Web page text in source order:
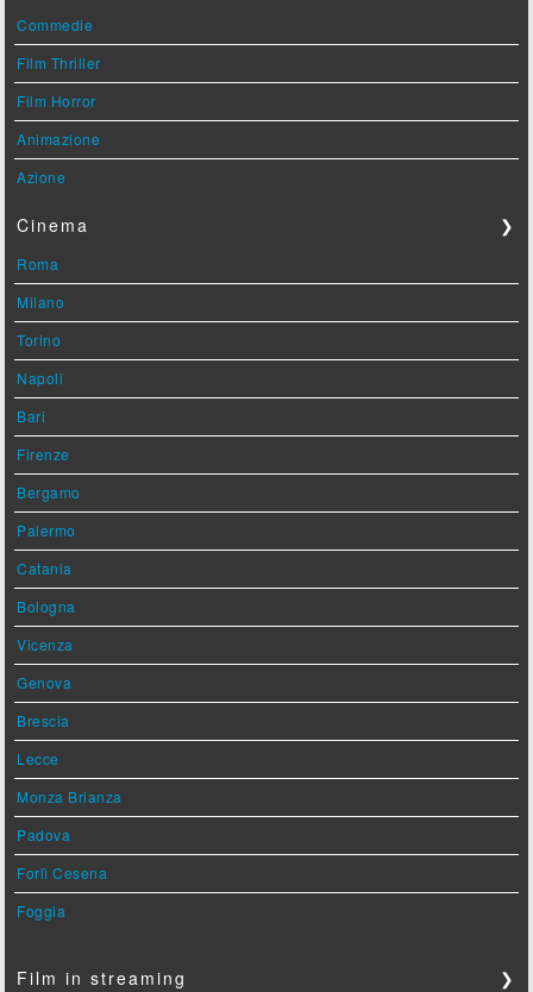
Commedie
Film Thriller
Film Horror
Animazione
Azione
Cinema ❯
Roma
Milano
Torino
Napoli
Bari
Firenze
Bergamo
Palermo
Catania
Bologna
Vicenza
Genova
Brescia
Lecce
Monza Brianza
Padova
Forlì Cesena
Foggia
Film in streaming ❯